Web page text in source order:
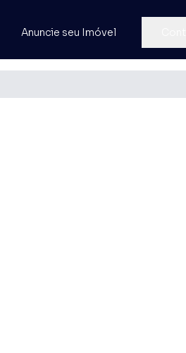
Anuncie seu Imóvel